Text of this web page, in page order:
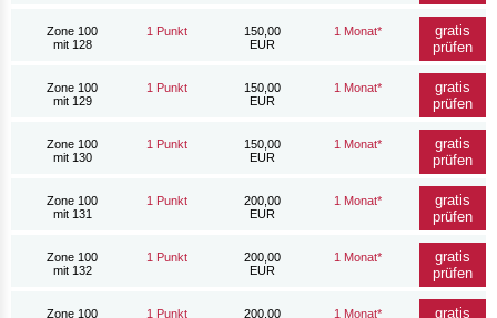
Zone 100
mit 128
1 Punkt
150,00
EUR
1 Monat*
gratis
prüfen
Zone 100
mit 129
1 Punkt
150,00
EUR
1 Monat*
gratis
prüfen
Zone 100
mit 130
1 Punkt
150,00
EUR
1 Monat*
gratis
prüfen
Zone 100
mit 131
1 Punkt
200,00
EUR
1 Monat*
gratis
prüfen
Zone 100
mit 132
1 Punkt
200,00
EUR
1 Monat*
gratis
prüfen
Zone 100
1 Punkt
200,00
1 Monat*
gratis